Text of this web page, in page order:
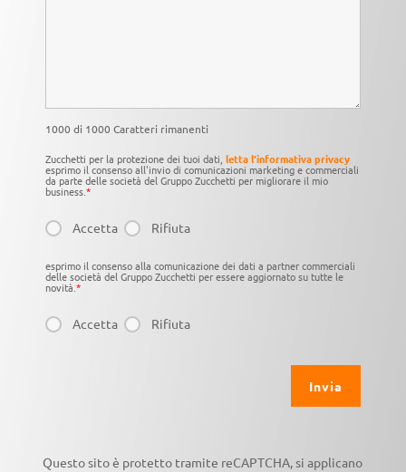
1000 di 1000 Caratteri rimanenti
Zucchetti per la protezione dei tuoi dati, letta l'informativa privacy
esprimo il consenso all'invio di comunicazioni marketing e commerciali
da parte delle società del Gruppo Zucchetti per migliorare il mio
business.*
Accetta Rifiuta
esprimo il consenso alla comunicazione dei dati a partner commerciali
delle società del Gruppo Zucchetti per essere aggiornato su tutte le
novità.*
Accetta Rifiuta
Questo sito è protetto tramite reCAPTCHA, si applicano